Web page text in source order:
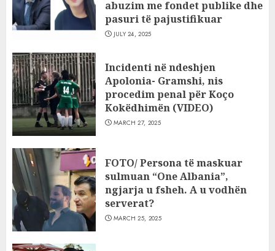
abuzim me fondet publike dhe
pasuri të pajustifikuar
JULY 24, 2025
Incidenti në ndeshjen
Apolonia- Gramshi, nis
procedim penal për Koço
Kokëdhimën (VIDEO)
MARCH 27, 2025
FOTO/ Persona të maskuar
sulmuan “One Albania”,
ngjarja u fsheh. A u vodhën
serverat?
MARCH 25, 2025